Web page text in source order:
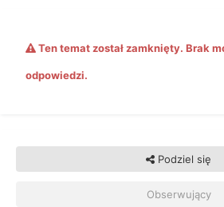
Ten temat został zamknięty. Brak
odpowiedzi.
Podziel się
Obserwujący